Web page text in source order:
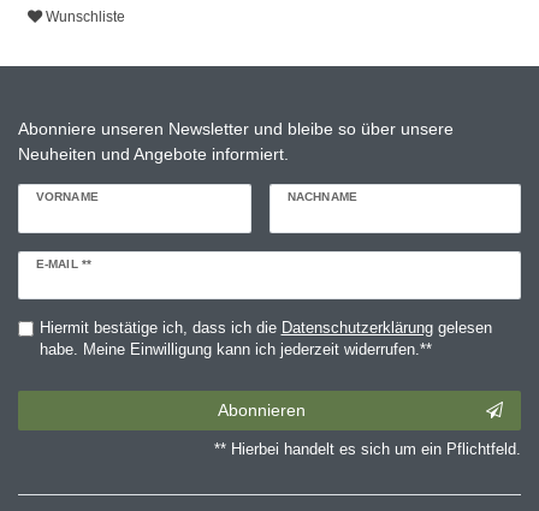
Wunschliste
Abonniere unseren Newsletter und bleibe so über unsere
Neuheiten und Angebote informiert.
VORNAME NACHNAME
E-MAIL **
Newsletter
Hiermit bestätige ich, dass ich die Daten­schutz­erklärunggelesen
habe. Meine Einwilligung kann ich jederzeit widerrufen.**
Abonnieren
** Hierbei handelt es sich um ein Pflichtfeld.